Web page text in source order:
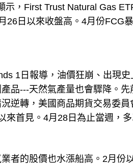
示，First Trust Natural Gas
26日以來收盤高。4月份FCG
1日報導，油價狂崩、出現
品---天然氣產量也會驟降。
逆轉，美國商品期貨交易委
來首見。4月28日為止當週，多
者的股價也水漲船高。2月份